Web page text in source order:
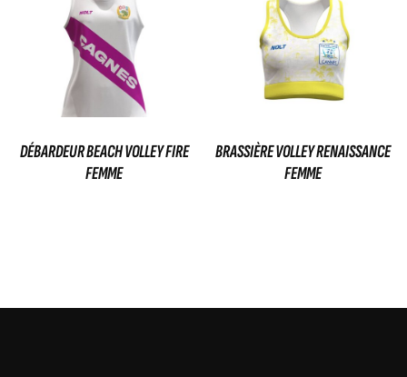
DÉBARDEUR BEACH VOLLEY FIRE
FEMME
BRASSIÈRE VOLLEY RENAISSANCE
FEMME